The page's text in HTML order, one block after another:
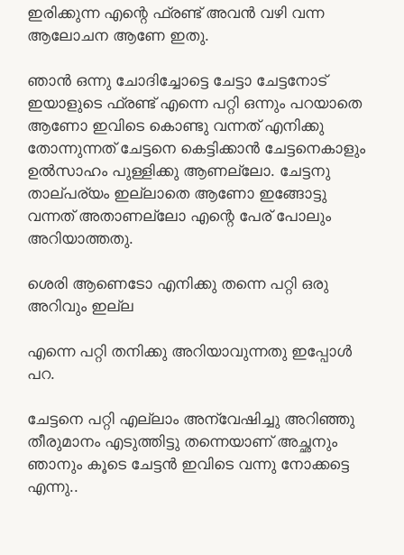
ഇരിക്കുന്ന എന്റെ ഫ്രണ്ട് അവൻ വഴി വന്ന
ആലോചന ആണേ ഇതു.
ഞാൻ ഒന്നു ചോദിച്ചോട്ടെ ചേട്ടാ ചേട്ടനോട്
ഇയാളുടെ ഫ്രണ്ട് എന്നെ പറ്റി ഒന്നും പറയാതെ
ആണോ ഇവിടെ കൊണ്ടു വന്നത് എനിക്കു
തോന്നുന്നത് ചേട്ടനെ കെട്ടിക്കാൻ ചേട്ടനെകാളും
ഉൽസാഹം പുള്ളിക്കു ആണല്ലോ. ചേട്ടനു
താല്പര്യം ഇല്ലാതെ ആണോ ഇങ്ങോട്ടു
വന്നത് അതാണല്ലോ എന്റെ പേര് പോലും
അറിയാത്തതു.
ശെരി ആണെടോ എനിക്കു തന്നെ പറ്റി ഒരു
അറിവും ഇല്ല
എന്നെ പറ്റി തനിക്കു അറിയാവുന്നതു ഇപ്പോൾ
പറ.
ചേട്ടനെ പറ്റി എല്ലാം അന്വേഷിച്ചു അറിഞ്ഞു
തീരുമാനം എടുത്തിട്ടു തന്നെയാണ് അച്ഛനും
ഞാനും കൂടെ ചേട്ടൻ ഇവിടെ വന്നു നോക്കട്ടെ
എന്നു..